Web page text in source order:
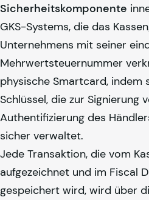
Sicherheitskomponente
GKS-Systems, die das
Unternehmens mit seiner
Mehrwertsteuernummer
physische Smartcard,
Schlüssel, die zur Signierung
Authentifizierung des
sicher verwaltet.
Jede Transaktion, die vom
aufgezeichnet und im Fiscal
gespeichert wird, wird über